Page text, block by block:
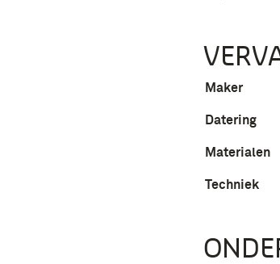
Maker
Datering
Materialen
Techniek